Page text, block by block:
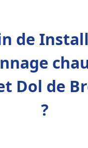
de
Dol de
?